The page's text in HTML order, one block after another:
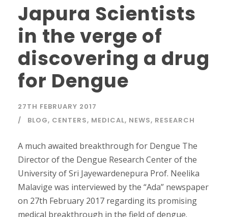
Japura Scientists
in the verge of
discovering a drug
for Dengue
27TH FEBRUARY 2017
BLOG, CENTERS, MEDICAL, NEWS, RESEARCH
A much awaited breakthrough for Dengue The
Director of the Dengue Research Center of the
University of Sri Jayewardenepura Prof. Neelika
Malavige was interviewed by the “Ada” newspaper
on 27th February 2017 regarding its promising
medical breakthrough in the field of dengue.